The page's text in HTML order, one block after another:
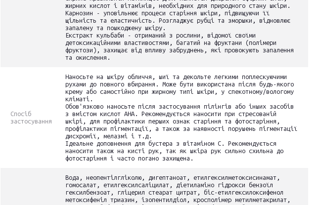
жирних кислот і вітамінів, необхідних для природного стану шкіри.
Карнозин - уповільнює процеси старіння шкіри, підвищуючи її
щільність та еластичність. Розгладжує рубці та зморшки, відновлює
запалену та пошкоджену шкіру.
Екстракт кульбаби - отриманий з рослини, відомої своїми
детоксикаційними властивостями, багатий на фруктани (полімери
фруктози), захищає від впливу забруднень, які провокують запалення
та окислення.
Спосіб
застосування
Наносьте на шкіру обличчя, шиї та декольте легкими поплескуючими
рухами до повного вбирання. Може бути використана після будь-якого
крему або самостійно при жирному типі шкіри, у спекотному/вологому
кліматі.
Обов'язково наносьте після застосування пілінгів або інших засобів
з вмістом кислот АНА. Рекомендується наносити при стресованій
шкірі, для профілактики перших ознак старіння та фотостаріння,
профілактики пігментації, а також за наявності порушень пігментації
дисхромії, мелазмі і т.д.
Ідеальне доповнення для бустера з вітаміном С. Рекомендується
наносити також на кисті рук, так як шкіра рук сильно схильна до
фотостаріння і часто погано захищена.
Вода, неопентілгліколю, дигептаноат, етилгексилметоксисинамат,
гомосалат, етилгексилсаліцилат, діетиламіно гідрокси бензоїл
гексилбензоат, гліцерил стеарат цитрат, біс-етилгексилоксифенол
метоксифеніл триазин, ізопентилдіол, кросполімер метилметакрилат,